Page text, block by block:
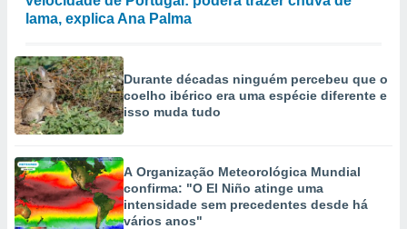
lama, explica Ana Palma
Durante décadas ninguém percebeu que o
coelho ibérico era uma espécie diferente e
isso muda tudo
A Organização Meteorológica Mundial
confirma: "O El Niño atinge uma
intensidade sem precedentes desde há
vários anos"